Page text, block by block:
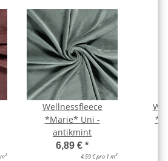
2
Wellnessfleece
*Marie* Uni -
antikmint
6,89 € *
4,59 € pro 1 m2